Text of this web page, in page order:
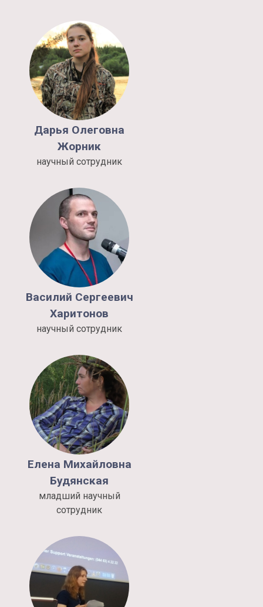
Дарья Олеговна
Жорник
научный сотрудник
Василий Сергеевич
Харитонов
научный сотрудник
Елена Михайловна
Будянская
младший научный
сотрудник